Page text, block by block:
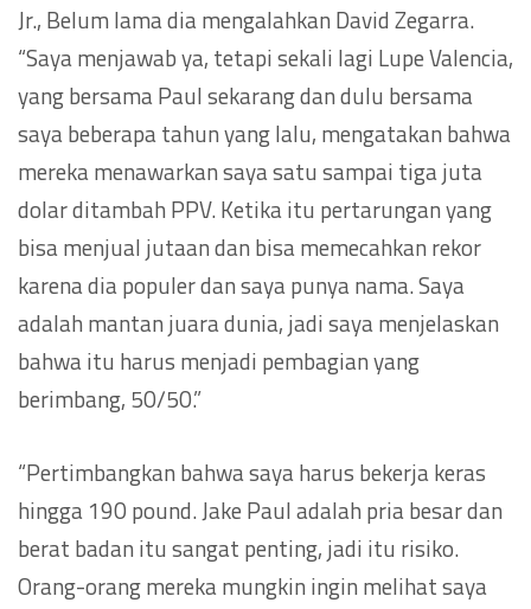
Jr., Belum lama dia mengalahkan David Zegarra.
“Saya menjawab ya, tetapi sekali lagi Lupe Valencia,
yang bersama Paul sekarang dan dulu bersama
saya beberapa tahun yang lalu, mengatakan bahwa
mereka menawarkan saya satu sampai tiga juta
dolar ditambah PPV. Ketika itu pertarungan yang
bisa menjual jutaan dan bisa memecahkan rekor
karena dia populer dan saya punya nama. Saya
adalah mantan juara dunia, jadi saya menjelaskan
bahwa itu harus menjadi pembagian yang
berimbang, 50/50.”
“Pertimbangkan bahwa saya harus bekerja keras
hingga 190 pound. Jake Paul adalah pria besar dan
berat badan itu sangat penting, jadi itu risiko.
Orang-orang mereka mungkin ingin melihat saya